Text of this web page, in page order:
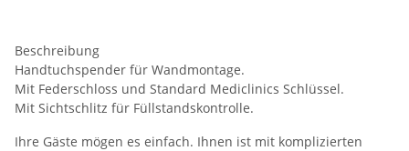
Beschreibung
Handtuchspender für Wandmontage.
Mit Federschloss und Standard Mediclinics Schlüssel.
Mit Sichtschlitz für Füllstandskontrolle.
Ihre Gäste mögen es einfach. Ihnen ist mit komplizierten